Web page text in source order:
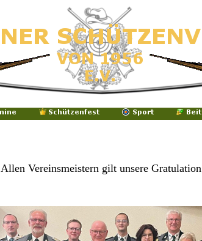
Allen Vereinsmeistern gilt unsere Gratulation